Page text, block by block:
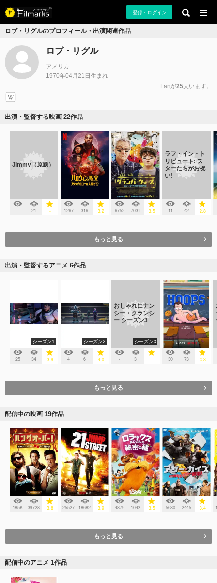
登録・ログイン
ロブ・リグルのプロフィール・出演関連作品
ロブ・リグル
アメリカ
1970年04月21日生まれ
Fanが25人います。
出演・監督する映画 22作品
Jimmy（原題）
- 21 - 1267 316 3.2 6752 7031 3.5
ラフ・イン・ト
リビュート: ス
ターたちがお祝
い!
11 42 2.8
もっと見る
出演・監督するアニメ 6作品
シーズン1
25 34 3.9
シーズン2
4 6 4.0
おしゃれにナン
シー・クランシ
ー シーズン3
シーズン3
- 3 - 30 73 3.3
もっと見る
配信中の映画 19作品
185K 39728 3.8 25527 18682 3.9 4879 1042 3.5 5680 2445 3.4
もっと見る
配信中のアニメ 1作品